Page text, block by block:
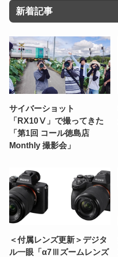
新着記事
サイバーショット
「RX10Ⅴ」で撮ってきた
「第1回 コール徳島店
Monthly 撮影会」
＜付属レンズ更新＞デジタ
ル一眼「α7Ⅲズームレンズ